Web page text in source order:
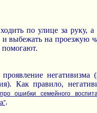
по улице за руку, а
выбежать на проезжую
помогают.
негативизма
Как правило,
про ошибки семейного
.